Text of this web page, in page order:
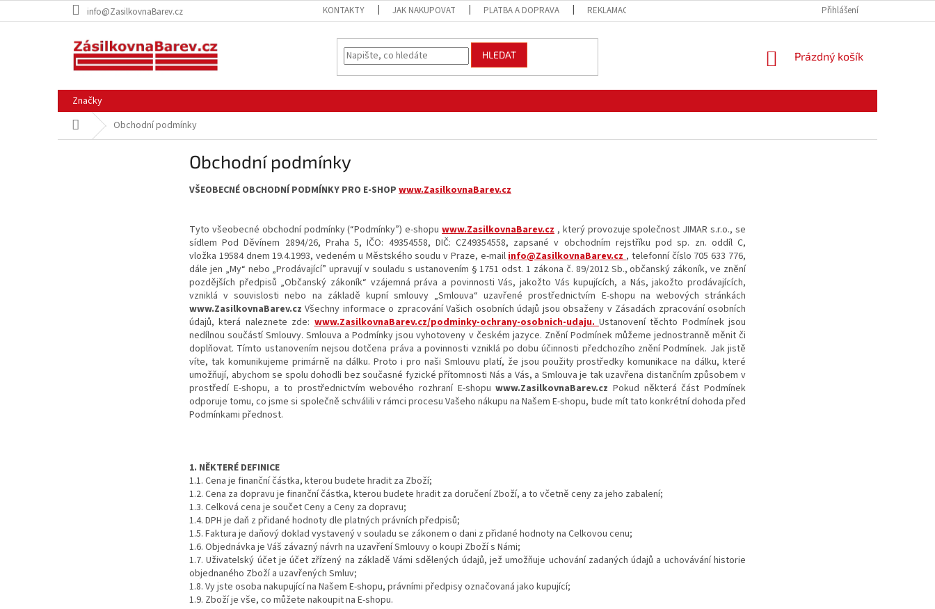
na
info@ZasilkovnaBarev.cz KONTAKTY JAK NAKUPOVAT PLATBA A DOPRAVA REKLAMACE ZBOŽÍ PODMÍNKY OCHRANY
Přihlášení
HLEDAT
NÁKUPNÍ
Prázdný košík
Značky
Domů Obchodní podmínky
Obchodní podmínky
VŠEOBECNÉ OBCHODNÍ PODMÍNKY PRO E-SHOP www.ZasilkovnaBarev.cz
Tyto všeobecné obchodní podmínky (“Podmínky”) e-shopuwww.ZasilkovnaBarev.cz , který provozuje společnost JIMAR s.r.o., se
sídlemPod Děvínem 2894/26, Praha 5, IČO: 49354558, DIČ: CZ49354558, zapsané v obchodním rejstříku pod sp. zn. oddíl C,
vložka 19584dnem 19.4.1993, vedeném u Městského soudu v Praze, e-mail info@ZasilkovnaBarev.cz , telefonní číslo 705 633 776,
dále jen „My“ nebo „Prodávající” upravují v souladu s ustanovením § 1751 odst. 1 zákona č. 89/2012 Sb., občanský zákoník, ve znění
pozdějších předpisů „Občanský zákoník“ vzájemná práva a povinnosti Vás, jakožto Vás kupujících, a Nás, jakožto prodávajících,
vzniklá v souvislosti nebo na základě kupní smlouvy „Smlouva“ uzavřené prostřednictvím E-shopu na webových stránkách
www.ZasilkovnaBarev.cz Všechny informace o zpracování Vašich osobních údajů jsou obsaženy v Zásadách zpracování osobních
údajů, která naleznete zde: www.ZasilkovnaBarev.cz/podminky-ochrany-osobnich-udaju. Ustanovení těchto Podmínek jsou
nedílnou součástí Smlouvy. Smlouva a Podmínky jsou vyhotoveny v českém jazyce. Znění Podmínek můžeme jednostranně měnit či
doplňovat. Tímto ustanovením nejsou dotčena práva a povinnosti vzniklá po dobu účinnosti předchozího znění Podmínek. Jak jistě
víte, tak komunikujeme primárně na dálku. Proto i pro naši Smlouvu platí, že jsou použity prostředky komunikace na dálku, které
umožňují, abychom se spolu dohodli bez současné fyzické přítomnosti Nás a Vás, a Smlouva je tak uzavřena distančním způsobem v
prostředí E-shopu, a to prostřednictvím webového rozhraní E-shopuwww.ZasilkovnaBarev.cz Pokud některá část Podmínek
odporuje tomu, co jsme si společně schválili v rámci procesu Vašeho nákupu na Našem E-shopu, bude mít tato konkrétní dohoda před
Podmínkami přednost.
1. NĚKTERÉ DEFINICE
1.1. Cena je finanční částka, kterou budete hradit za Zboží;
1.2. Cena za dopravu je finanční částka, kterou budete hradit za doručení Zboží, a to včetně ceny za jeho zabalení;
1.3. Celková cena je součet Ceny a Ceny za dopravu;
1.4. DPH je daň z přidané hodnoty dle platných právních předpisů;
1.5. Faktura je daňový doklad vystavený v souladu se zákonem o dani z přidané hodnoty na Celkovou cenu;
1.6. Objednávka je Váš závazný návrh na uzavření Smlouvy o koupi Zboží s Námi;
1.7. Uživatelský účet je účet zřízený na základě Vámi sdělených údajů, jež umožňuje uchování zadaných údajů a uchovávání historie
objednaného Zboží a uzavřených Smluv;
1.8. Vy jste osoba nakupující na Našem E-shopu, právními předpisy označovaná jako kupující;
1.9. Zboží je vše, co můžete nakoupit na E-shopu.